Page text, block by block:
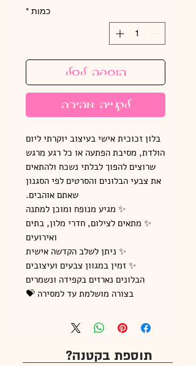
כמות *
הוספה לסל
לקנייה מהירה
בלון זכוכית אישי בעיצוב יוקרתי ליום
הולדת, מסיבת הפתעה או כל רגע מרגש
שרוצים להפוך לבלתי נשכח ולהתאים
את צבעי הבלונים והסרטים לפי הסגנון
שאתם אוהבים.
✨ מגיע מנופח ומוכן למתנה
✨ מתאים לצילום, חדרי מלון, בתים
ואירועים
✨ ניתן לשלב הקדשה אישית
✨ זמין במגוון צבעים ועיצובים
הבלונים נארזים בקפידה ונשמרים
בצורה מושלמת עד למסירה 💝
תוספת בקטנה?